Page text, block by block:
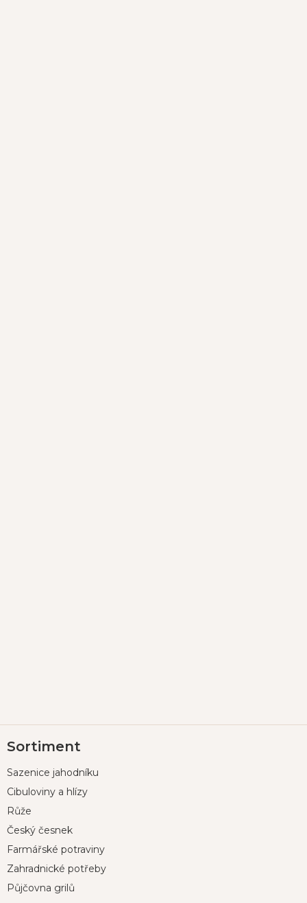
á
a
Sortiment
Sazenice jahodníku
Cibuloviny a hlízy
Růže
Český česnek
Farmářské potraviny
Zahradnické potřeby
Půjčovna grilů